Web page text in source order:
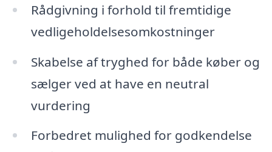
Rådgivning i forhold til fremtidige
vedligeholdelsesomkostninger
Skabelse af tryghed for både køber og
sælger ved at have en neutral
vurdering
Forbedret mulighed for godkendelse